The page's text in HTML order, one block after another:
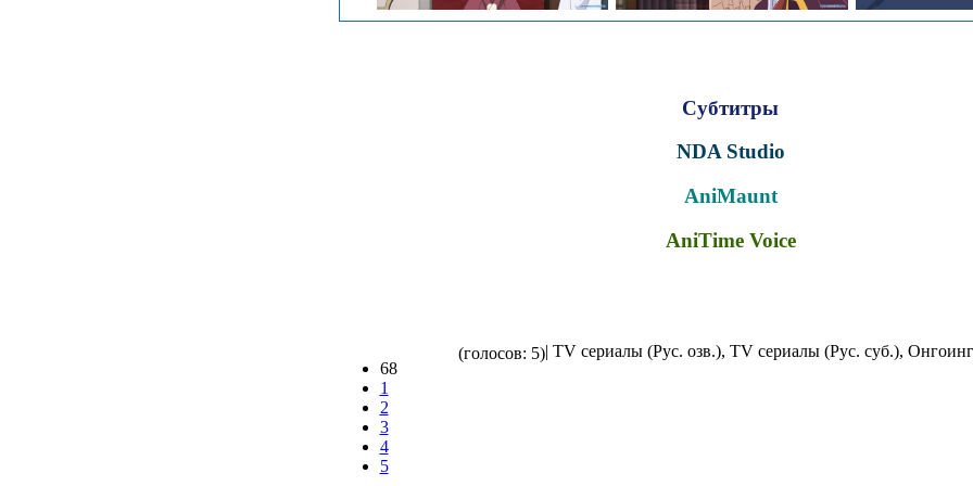
Субтитры
NDA Studio
AniMaunt
AniTime Voice
68
1
2
3
4
5
(голосов: 5)| TV сериалы (Рус. озв.), TV сериалы (Рус. суб.), Онгоинг